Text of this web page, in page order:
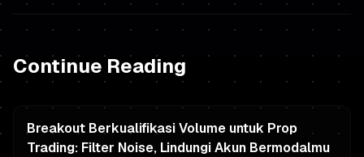
Continue Reading
Breakout Berkualifikasi Volume untuk Prop
Trading: Filter Noise, Lindungi Akun Bermodalmu